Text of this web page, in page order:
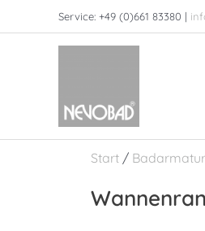
Service: +49 (0)661 83380 |
Start /